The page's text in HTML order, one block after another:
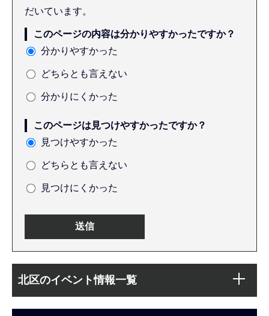
だいています。
このページの内容は分かりやすかったですか？
分かりやすかった
どちらとも言えない
分かりにくかった
このページは見つけやすかったですか？
見つけやすかった
どちらとも言えない
見つけにくかった
文
こ
北区のイベント情報一覧